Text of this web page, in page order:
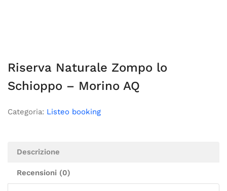
Riserva Naturale Zompo lo
Schioppo – Morino AQ
Categoria: Listeo booking
Descrizione
Recensioni (0)